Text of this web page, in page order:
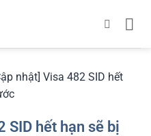
nhật] Visa 482 SID hết
SID hết hạn sẽ bị